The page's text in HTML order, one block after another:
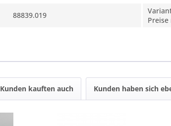
88839.019
Kunden kauften auch Kunden haben sich